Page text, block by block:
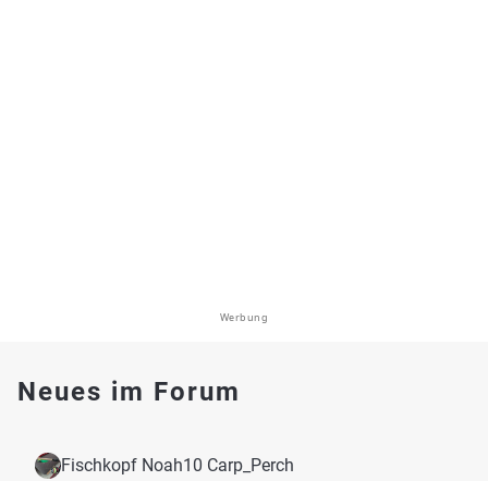
Werbung
Neues im Forum
Fischkopf Noah10 Carp_Perch